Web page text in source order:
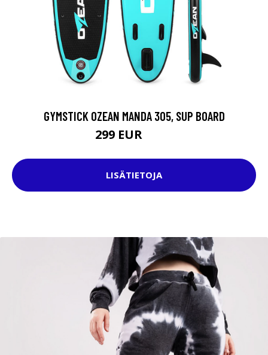
GYMSTICK OZEAN MANDA 305, SUP BOARD
299 EUR
LISÄTIETOJA